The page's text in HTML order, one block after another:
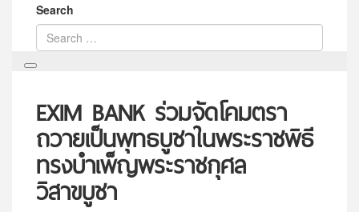
Search
EXIM BANK ร่วมจัดโคมตรา
ถวายเป็นพุทธบูชาในพระราชพิธี
ทรงบำเพ็ญพระราชกุศล
วิสาขบูชา